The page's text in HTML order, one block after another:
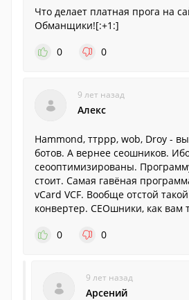
Что делает платная прога на
Обманщики![:+1:]
0
0
9 лет назад
Алекс
Hammond, ттррр, wob, Droy -
ботов. А вернее сеошников.
сеооптимизированы.
стоит. Самая гавёная
vCard VCF. Вообще отстой
конвертер. СЕОшники, как вам
0
0
9 лет назад
Арсений